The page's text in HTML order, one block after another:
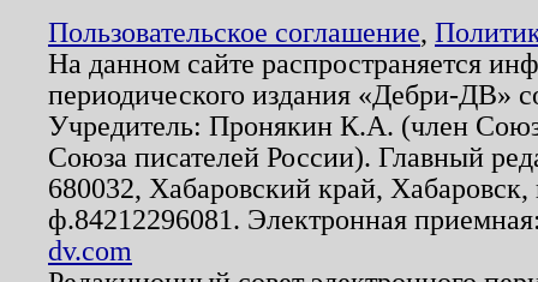
Пользовательское соглашение,
На данном сайте распространяется
периодического издания «Дебри-ДВ»
Учредитель: Пронякин К.А. (член
Союза писателей России). Главный
680032, Хабаровский край,
ф.84212296081. Электронная
dv.com